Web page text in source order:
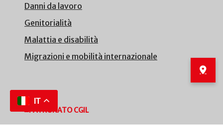
Danni da lavoro
Genitorialità
Malattia e disabilità
Migrazioni e mobilità internazionale
PATRONATO CGIL
IT